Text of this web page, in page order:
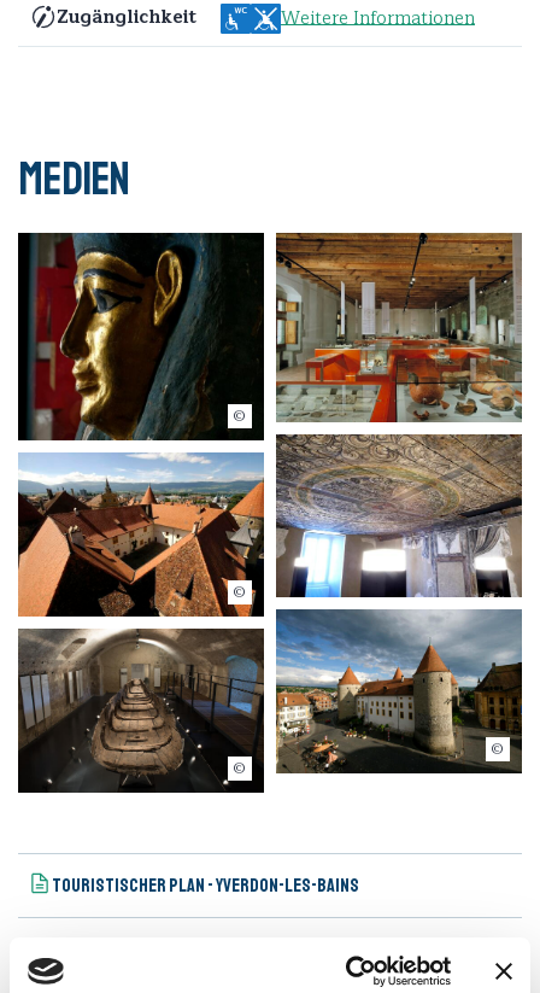
Zugänglichkeit
Weitere Informationen
Medien
© Thierry Porchet
© Thierry Porchet
© Thierry Porchet
région / Magali Koenig, Lausanne
Touristischer Plan - Yverdon-les-Bains